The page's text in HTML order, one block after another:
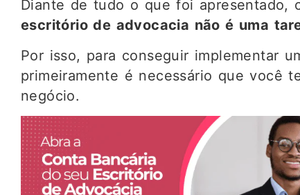
Diante de tudo o que foi apresentado,
escritório de advocacia não é uma
Por isso, para conseguir implementar
primeiramente é necessário que você
negócio.